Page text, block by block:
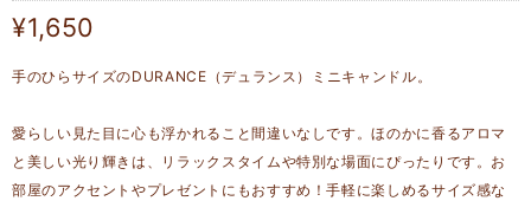
¥1,650
手のひらサイズのDURANCE（デュランス）ミニキャンドル。
愛らしい見た目に心も浮かれること間違いなしです。ほのかに香るアロマ
と美しい光り輝きは、リラックスタイムや特別な場面にぴったりです。お
部屋のアクセントやプレゼントにもおすすめ！手軽に楽しめるサイズ感な